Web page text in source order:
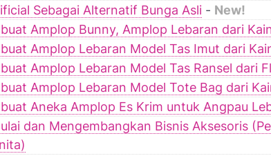
Sebagai Alternatif Bunga Asli - New!
Amplop Bunny, Amplop Lebaran dari
Amplop Lebaran Model Tas Imut dari
Amplop Lebaran Model Tas Ransel dari
Amplop Lebaran Model Tote Bag dari
Aneka Amplop Es Krim untuk Angpau
dan Mengembangkan Bisnis Aksesoris